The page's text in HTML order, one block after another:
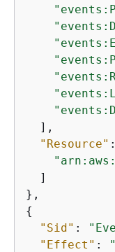
  ],
"Resource"
  ]
{
"Sid" :
"Effect" :